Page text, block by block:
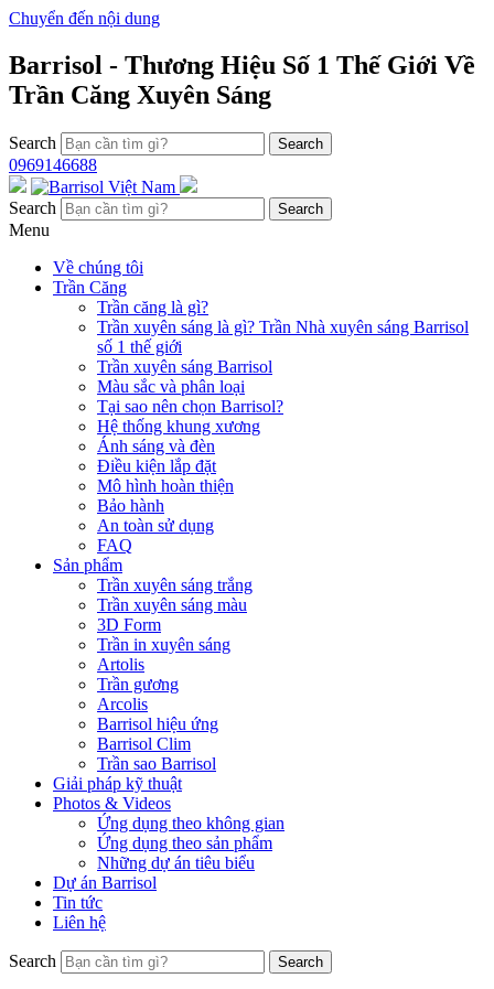
Chuyển đến nội dung
Barrisol - Thương Hiệu Số 1 Thế Giới Về
Trần Căng Xuyên Sáng
Search
0969146688
Search
Menu
Về chúng tôi
Trần Căng
Trần căng là gì?
Trần xuyên sáng là gì? Trần Nhà xuyên sáng Barrisol
số 1 thế giới
Trần xuyên sáng Barrisol
Màu sắc và phân loại
Tại sao nên chọn Barrisol?
Hệ thống khung xương
Ánh sáng và đèn
Điều kiện lắp đặt
Mô hình hoàn thiện
Bảo hành
An toàn sử dụng
FAQ
Sản phẩm
Trần xuyên sáng trắng
Trần xuyên sáng màu
3D Form
Trần in xuyên sáng
Artolis
Trần gương
Arcolis
Barrisol hiệu ứng
Barrisol Clim
Trần sao Barrisol
Giải pháp kỹ thuật
Photos & Videos
Ứng dụng theo không gian
Ứng dụng theo sản phẩm
Những dự án tiêu biểu
Dự án Barrisol
Tin tức
Liên hệ
Search